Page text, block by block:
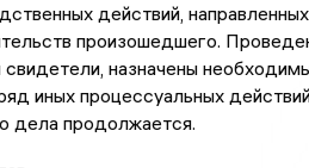
действий,
произошедшего.
назначены
иных процессуальных
дела продолжается.